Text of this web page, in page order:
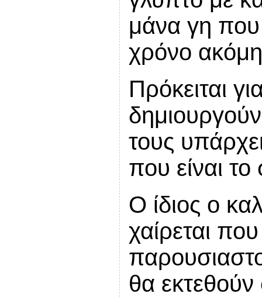
μάνα γη που
χρόνο
Πρόκειται
τους
που είναι
Ο ίδιος ο
χαίρεται
θα εκτεθούν